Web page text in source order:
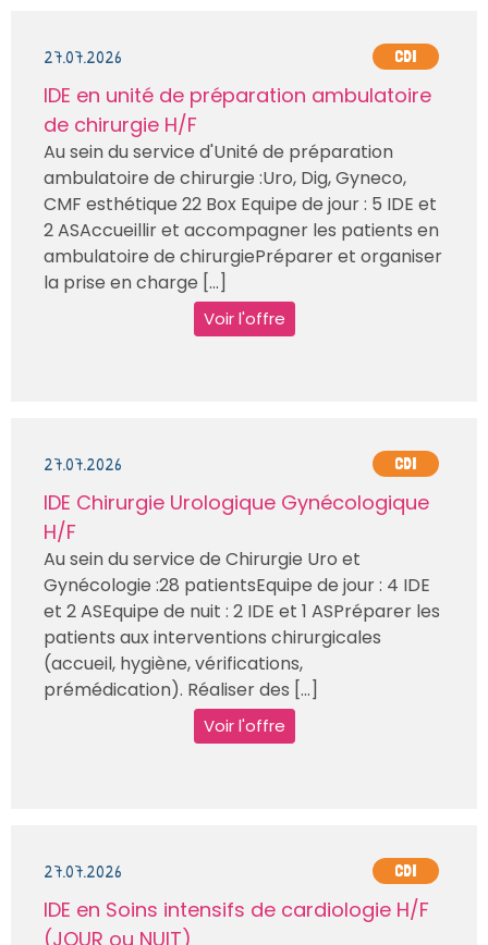
27.07.2026 CDI
IDE en unité de préparation ambulatoire
de chirurgie H/F
Au sein du service d'Unité de préparation
ambulatoire de chirurgie :Uro, Dig, Gyneco,
CMF esthétique 22 Box Equipe de jour : 5 IDE et
2 ASAccueillir et accompagner les patients en
ambulatoire de chirurgiePréparer et organiser
la prise en charge [...]
Voir l'offre
27.07.2026 CDI
IDE Chirurgie Urologique Gynécologique
H/F
Au sein du service de Chirurgie Uro et
Gynécologie :28 patientsEquipe de jour : 4 IDE
et 2 ASEquipe de nuit : 2 IDE et 1 ASPréparer les
patients aux interventions chirurgicales
(accueil, hygiène, vérifications,
prémédication). Réaliser des [...]
Voir l'offre
27.07.2026 CDI
IDE en Soins intensifs de cardiologie H/F
(JOUR ou NUIT)